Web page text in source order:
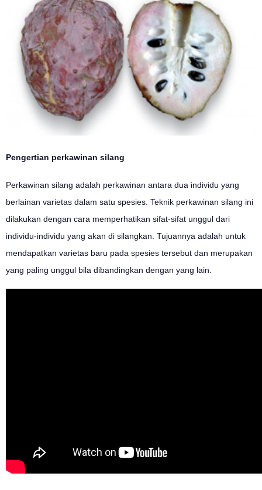
Pengertian perkawinan silang
Perkawinan silang adalah perkawinan antara dua individu yang
berlainan varietas dalam satu spesies. Teknik perkawinan silang ini
dilakukan dengan cara memperhatikan sifat-sifat unggul dari
individu-individu yang akan di silangkan. Tujuannya adalah untuk
mendapatkan varietas baru pada spesies tersebut dan merupakan
yang paling unggul bila dibandingkan dengan yang lain.